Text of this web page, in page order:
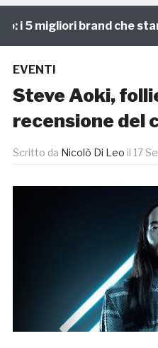
i 5 migliori brand che
EVENTI
Steve Aoki,
recensione del
Scritto da Nicolò Di Leo il 17